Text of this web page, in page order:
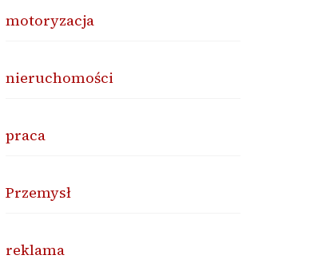
motoryzacja
nieruchomości
praca
Przemysł
reklama